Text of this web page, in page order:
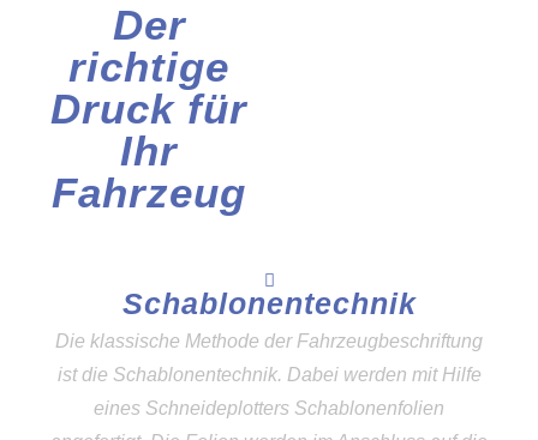
Der
richtige
Druck für
Ihr
Fahrzeug
Schablonentechnik
Die klassische Methode der Fahrzeugbeschriftung
ist die Schablonentechnik. Dabei werden mit Hilfe
eines Schneideplotters Schablonenfolien